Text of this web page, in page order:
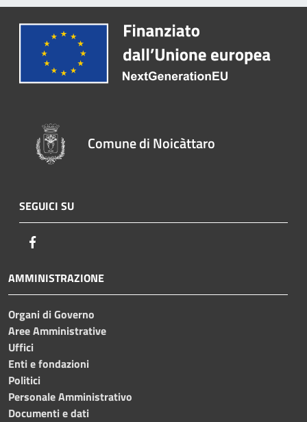
Comune di Noicàttaro
SEGUICI SU
AMMINISTRAZIONE
Organi di Governo
Aree Amministrative
Uffici
Enti e fondazioni
Politici
Personale Amministrativo
Documenti e dati